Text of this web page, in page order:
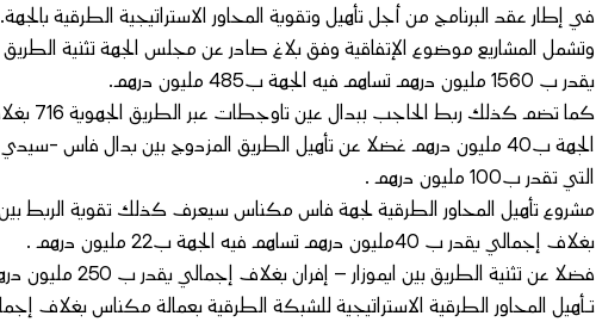
في إطار عقد البرنامج من أجل تأهيل وتقوية المحاور الاستراتيجية الطرقية بالجهة.
يقدر ب 1560 مليون درهم تساهم فيه الجهة ب485 مليون درهم.
التي تقدر ب100 مليون درهم .
بغلاف إجمالي يقدر ب 40مليون درهم تساهم فيه الجهة ب22 مليون درهم .